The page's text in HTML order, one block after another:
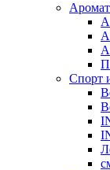
Спорт